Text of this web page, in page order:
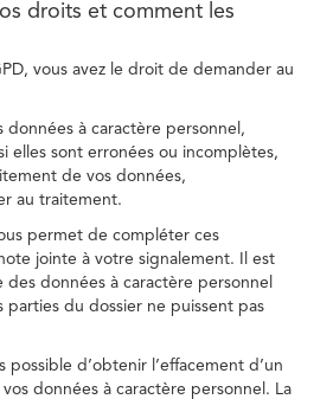
droits et comment les
vous avez le droit de demander au
données à caractère personnel,
elles sont erronées ou incomplètes,
de vos données,
au traitement.
permet de compléter ces
jointe à votre signalement. Il est
données à caractère personnel
parties du dossier ne puissent pas
possible d’obtenir l’effacement d’un
données à caractère personnel. La